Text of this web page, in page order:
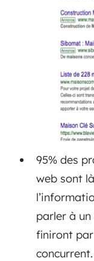
95% des
web sont
parler à un
finiront par